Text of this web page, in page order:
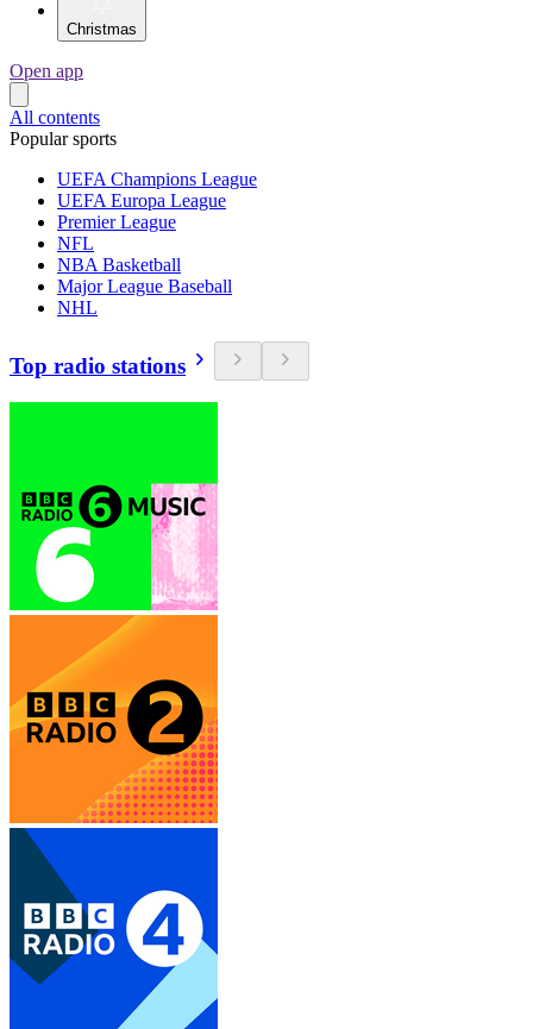
Christmas
Open app
All contents
Popular sports
UEFA Champions League
UEFA Europa League
Premier League
NFL
NBA Basketball
Major League Baseball
NHL
Top radio stations